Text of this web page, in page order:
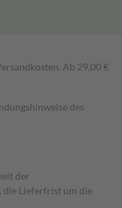
Ab 29,00 €
des
der
die Lieferfrist um die